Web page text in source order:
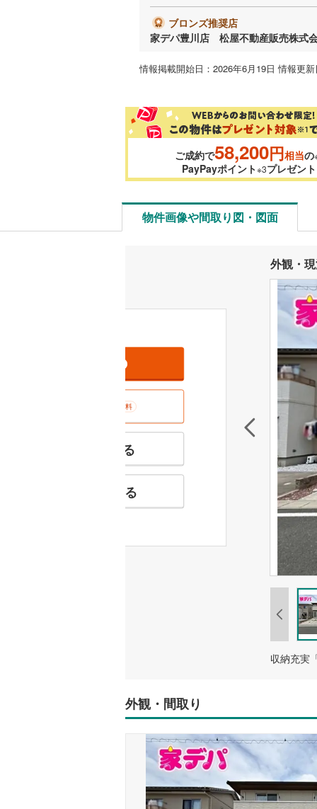
ブロンズ推奨店
家デパ豊川店 松屋不動産販売株式
情報掲載開始日：2026年6月19日 情報更
ご成約で58,200円相当の
PayPayポイント※3プレゼント
物件画像や間取り図・図面
外観・
無料
特徴の似た物件を見る
お気に入りに追加する
外観・間取り